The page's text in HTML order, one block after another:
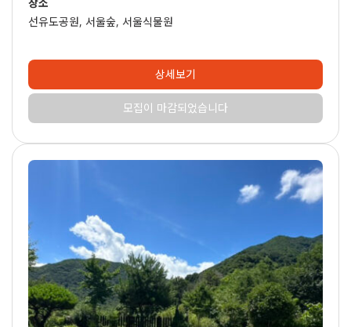
선유도공원, 서울숲, 서울식물원
상세보기
모집이 마감되었습니다